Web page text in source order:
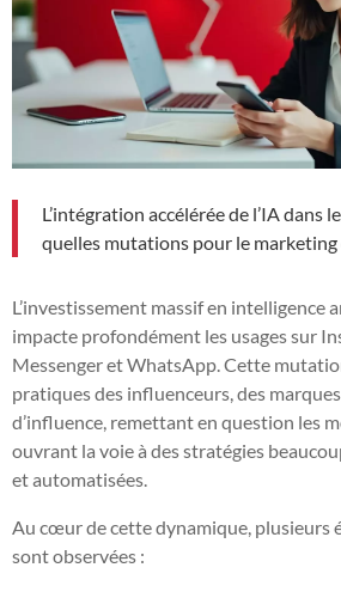
L’intégration accélérée de l’IA dans
quelles mutations pour le marketing
L’investissement massif en intelligence
impacte profondément les usages sur
Messenger et WhatsApp. Cette
pratiques des influenceurs, des
d’influence, remettant en question les
ouvrant la voie à des stratégies
et automatisées.
Au cœur de cette dynamique, plusieurs
sont observées :